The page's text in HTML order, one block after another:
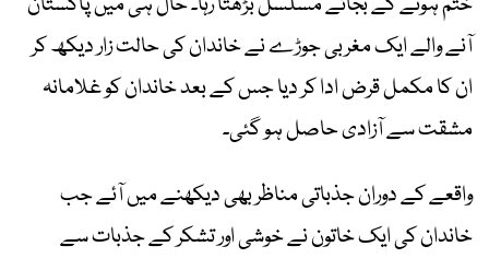
آنے والے ایک مغربی جوڑے نے خاندان کی حالت زار دیکھ کر
ان کا مکمل قرض ادا کر دیا جس کے بعد خاندان کو غلامانہ
مشقت سے آزادی حاصل ہو گئی۔
واقعے کے دوران جذباتی مناظر بھی دیکھنے میں آئے جب
خاندان کی ایک خاتون نے خوشی اور تشکر کے جذبات سے